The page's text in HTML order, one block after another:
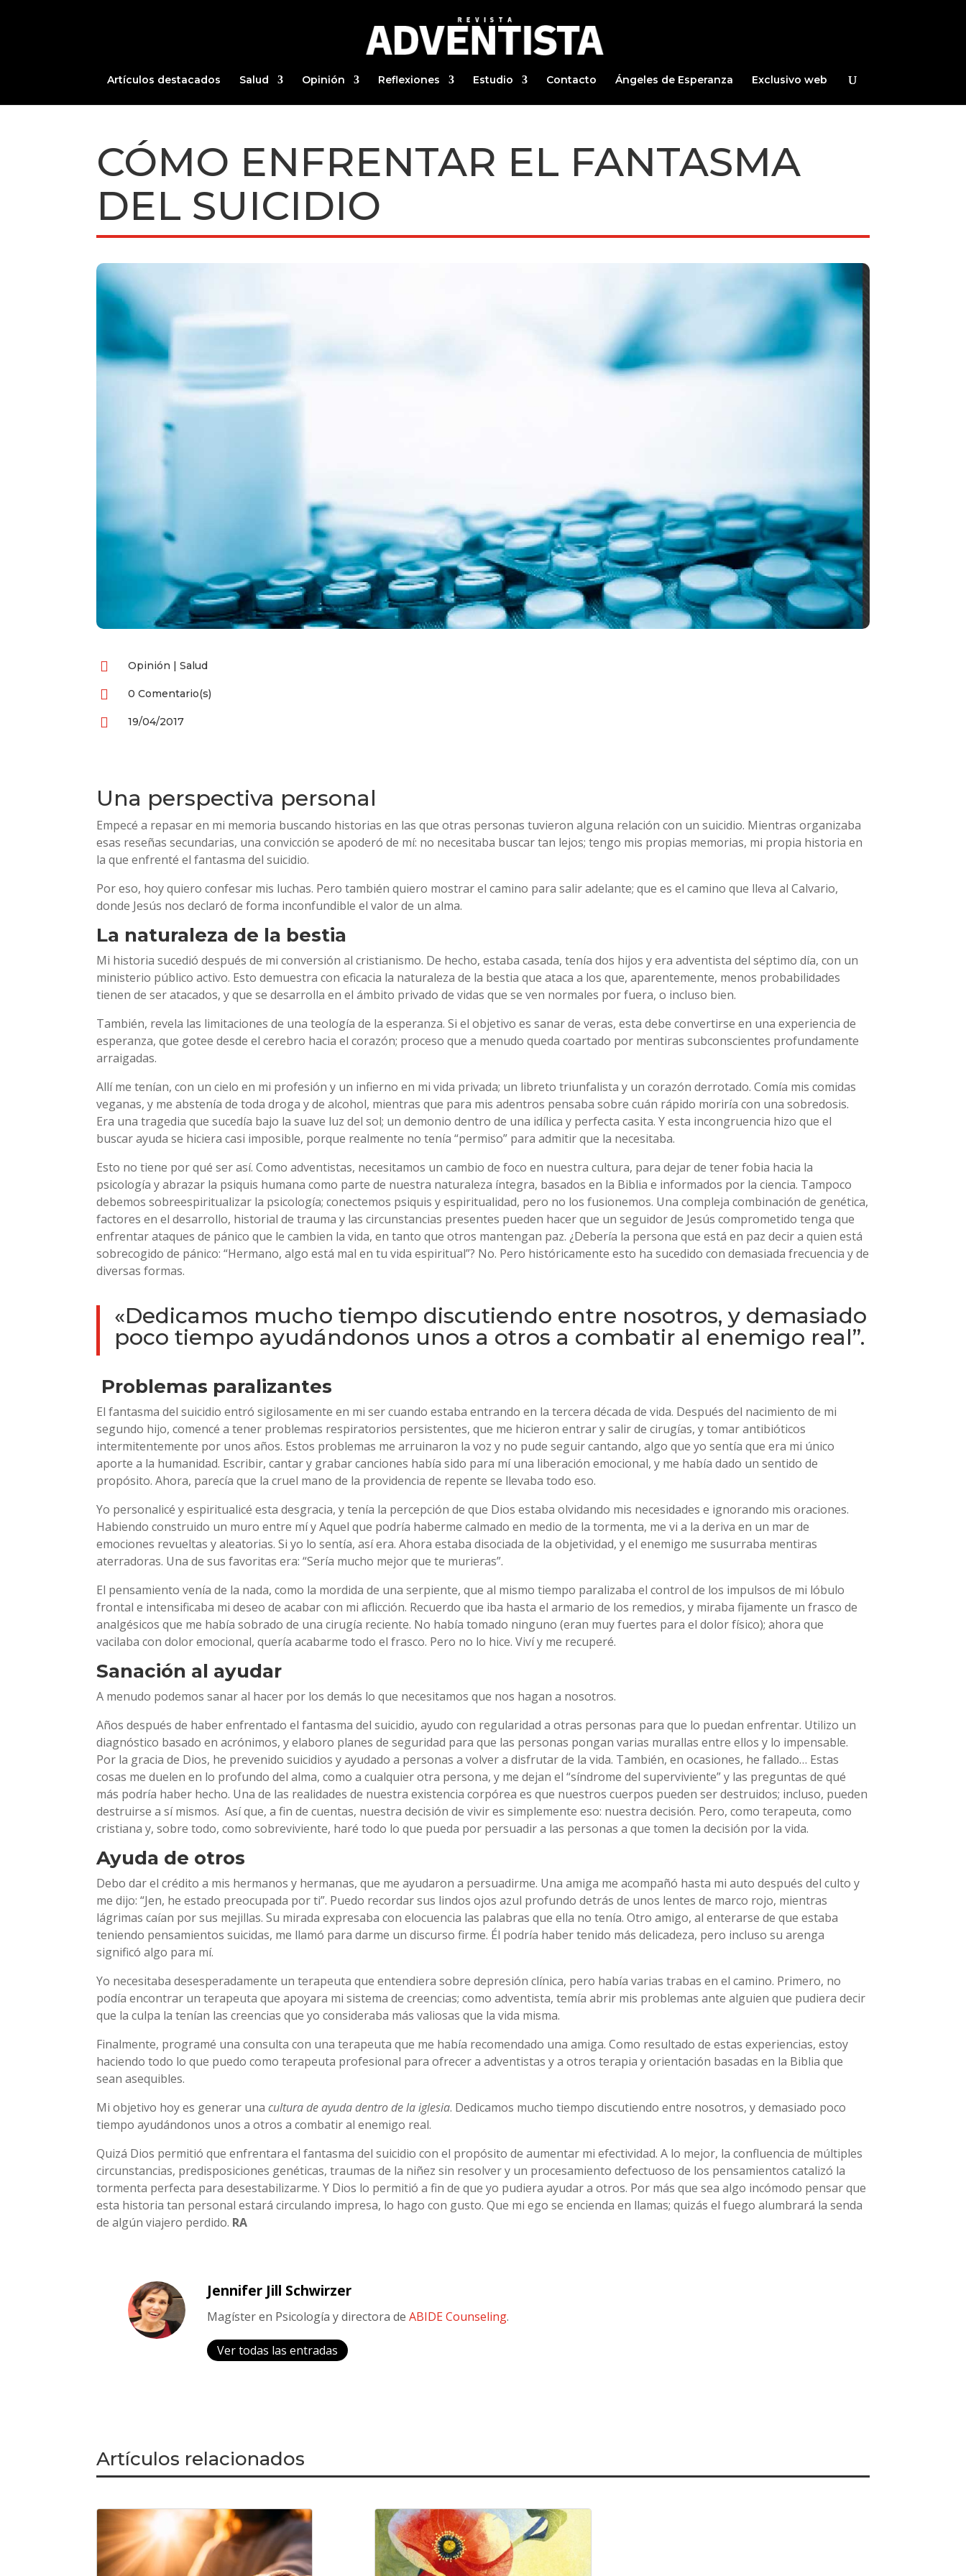
Artículos destacados Salud Opinión Reflexiones Estudio Contacto Ángeles de Esperanza Exclusivo web
CÓMO ENFRENTAR EL FANTASMA
DEL SUICIDIO
 Opinión | Salud
 0 Comentario(s)
 19/04/2017
Una perspectiva personal
Empecé a repasar en mi memoria buscando historias en las que otras personas tuvieron alguna relación con un suicidio. Mientras organizaba
esas reseñas secundarias, una convicción se apoderó de mí: no necesitaba buscar tan lejos; tengo mis propias memorias, mi propia historia en
la que enfrenté el fantasma del suicidio.
Por eso, hoy quiero confesar mis luchas. Pero también quiero mostrar el camino para salir adelante; que es el camino que lleva al Calvario,
donde Jesús nos declaró de forma inconfundible el valor de un alma.
La naturaleza de la bestia
Mi historia sucedió después de mi conversión al cristianismo. De hecho, estaba casada, tenía dos hijos y era adventista del séptimo día, con un
ministerio público activo. Esto demuestra con eficacia la naturaleza de la bestia que ataca a los que, aparentemente, menos probabilidades
tienen de ser atacados, y que se desarrolla en el ámbito privado de vidas que se ven normales por fuera, o incluso bien.
También, revela las limitaciones de una teología de la esperanza. Si el objetivo es sanar de veras, esta debe convertirse en una experiencia de
esperanza, que gotee desde el cerebro hacia el corazón; proceso que a menudo queda coartado por mentiras subconscientes profundamente
arraigadas.
Allí me tenían, con un cielo en mi profesión y un infierno en mi vida privada; un libreto triunfalista y un corazón derrotado. Comía mis comidas
veganas, y me abstenía de toda droga y de alcohol, mientras que para mis adentros pensaba sobre cuán rápido moriría con una sobredosis.
Era una tragedia que sucedía bajo la suave luz del sol; un demonio dentro de una idílica y perfecta casita. Y esta incongruencia hizo que el
buscar ayuda se hiciera casi imposible, porque realmente no tenía “permiso” para admitir que la necesitaba.
Esto no tiene por qué ser así. Como adventistas, necesitamos un cambio de foco en nuestra cultura, para dejar de tener fobia hacia la
psicología y abrazar la psiquis humana como parte de nuestra naturaleza íntegra, basados en la Biblia e informados por la ciencia. Tampoco
debemos sobreespiritualizar la psicología; conectemos psiquis y espiritualidad, pero no los fusionemos. Una compleja combinación de genética,
factores en el desarrollo, historial de trauma y las circunstancias presentes pueden hacer que un seguidor de Jesús comprometido tenga que
enfrentar ataques de pánico que le cambien la vida, en tanto que otros mantengan paz. ¿Debería la persona que está en paz decir a quien está
sobrecogido de pánico: “Hermano, algo está mal en tu vida espiritual”? No. Pero históricamente esto ha sucedido con demasiada frecuencia y de
diversas formas.
«Dedicamos mucho tiempo discutiendo entre nosotros, y demasiado
poco tiempo ayudándonos unos a otros a combatir al enemigo real”.
Problemas paralizantes
El fantasma del suicidio entró sigilosamente en mi ser cuando estaba entrando en la tercera década de vida. Después del nacimiento de mi
segundo hijo, comencé a tener problemas respiratorios persistentes, que me hicieron entrar y salir de cirugías, y tomar antibióticos
intermitentemente por unos años. Estos problemas me arruinaron la voz y no pude seguir cantando, algo que yo sentía que era mi único
aporte a la humanidad. Escribir, cantar y grabar canciones había sido para mí una liberación emocional, y me había dado un sentido de
propósito. Ahora, parecía que la cruel mano de la providencia de repente se llevaba todo eso.
Yo personalicé y espiritualicé esta desgracia, y tenía la percepción de que Dios estaba olvidando mis necesidades e ignorando mis oraciones.
Habiendo construido un muro entre mí y Aquel que podría haberme calmado en medio de la tormenta, me vi a la deriva en un mar de
emociones revueltas y aleatorias. Si yo lo sentía, así era. Ahora estaba disociada de la objetividad, y el enemigo me susurraba mentiras
aterradoras. Una de sus favoritas era: “Sería mucho mejor que te murieras”.
El pensamiento venía de la nada, como la mordida de una serpiente, que al mismo tiempo paralizaba el control de los impulsos de mi lóbulo
frontal e intensificaba mi deseo de acabar con mi aflicción. Recuerdo que iba hasta el armario de los remedios, y miraba fijamente un frasco de
analgésicos que me había sobrado de una cirugía reciente. No había tomado ninguno (eran muy fuertes para el dolor físico); ahora que
vacilaba con dolor emocional, quería acabarme todo el frasco. Pero no lo hice. Viví y me recuperé.
Sanación al ayudar
A menudo podemos sanar al hacer por los demás lo que necesitamos que nos hagan a nosotros.
Años después de haber enfrentado el fantasma del suicidio, ayudo con regularidad a otras personas para que lo puedan enfrentar. Utilizo un
diagnóstico basado en acrónimos, y elaboro planes de seguridad para que las personas pongan varias murallas entre ellos y lo impensable.
Por la gracia de Dios, he prevenido suicidios y ayudado a personas a volver a disfrutar de la vida. También, en ocasiones, he fallado… Estas
cosas me duelen en lo profundo del alma, como a cualquier otra persona, y me dejan el “síndrome del superviviente” y las preguntas de qué
más podría haber hecho. Una de las realidades de nuestra existencia corpórea es que nuestros cuerpos pueden ser destruidos; incluso, pueden
destruirse a sí mismos. Así que, a fin de cuentas, nuestra decisión de vivir es simplemente eso: nuestra decisión. Pero, como terapeuta, como
cristiana y, sobre todo, como sobreviviente, haré todo lo que pueda por persuadir a las personas a que tomen la decisión por la vida.
Ayuda de otros
Debo dar el crédito a mis hermanos y hermanas, que me ayudaron a persuadirme. Una amiga me acompañó hasta mi auto después del culto y
me dijo: “Jen, he estado preocupada por ti”. Puedo recordar sus lindos ojos azul profundo detrás de unos lentes de marco rojo, mientras
lágrimas caían por sus mejillas. Su mirada expresaba con elocuencia las palabras que ella no tenía. Otro amigo, al enterarse de que estaba
teniendo pensamientos suicidas, me llamó para darme un discurso firme. Él podría haber tenido más delicadeza, pero incluso su arenga
significó algo para mí.
Yo necesitaba desesperadamente un terapeuta que entendiera sobre depresión clínica, pero había varias trabas en el camino. Primero, no
podía encontrar un terapeuta que apoyara mi sistema de creencias; como adventista, temía abrir mis problemas ante alguien que pudiera decir
que la culpa la tenían las creencias que yo consideraba más valiosas que la vida misma.
Finalmente, programé una consulta con una terapeuta que me había recomendado una amiga. Como resultado de estas experiencias, estoy
haciendo todo lo que puedo como terapeuta profesional para ofrecer a adventistas y a otros terapia y orientación basadas en la Biblia que
sean asequibles.
Mi objetivo hoy es generar unacultura de ayuda dentro de la iglesia. Dedicamos mucho tiempo discutiendo entre nosotros, y demasiado poco
tiempo ayudándonos unos a otros a combatir al enemigo real.
Quizá Dios permitió que enfrentara el fantasma del suicidio con el propósito de aumentar mi efectividad. A lo mejor, la confluencia de múltiples
circunstancias, predisposiciones genéticas, traumas de la niñez sin resolver y un procesamiento defectuoso de los pensamientos catalizó la
tormenta perfecta para desestabilizarme. Y Dios lo permitió a fin de que yo pudiera ayudar a otros. Por más que sea algo incómodo pensar que
esta historia tan personal estará circulando impresa, lo hago con gusto. Que mi ego se encienda en llamas; quizás el fuego alumbrará la senda
de algún viajero perdido. RA
Jennifer Jill Schwirzer
Magíster en Psicología y directora deABIDE Counseling.
Ver todas las entradas
Artículos relacionados